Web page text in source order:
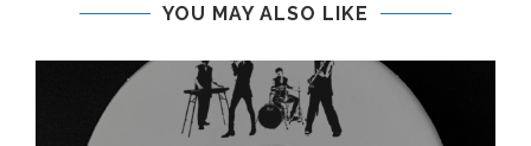
YOU MAY ALSO LIKE